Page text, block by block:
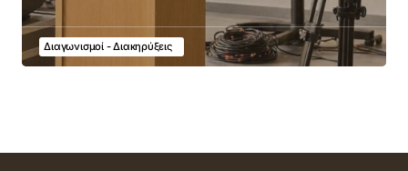
Διαγωνισμοί - Διακηρύξεις